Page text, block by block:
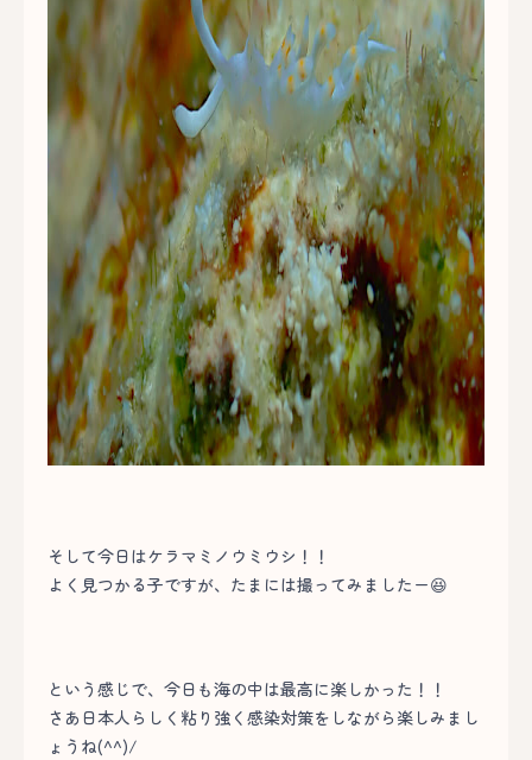
そして今日はケラマミノウミウシ！！
よく見つかる子ですが、たまには撮ってみましたー😆
という感じで、今日も海の中は最高に楽しかった！！
さあ日本人らしく粘り強く感染対策をしながら楽しみまし
ょうね(^^)/